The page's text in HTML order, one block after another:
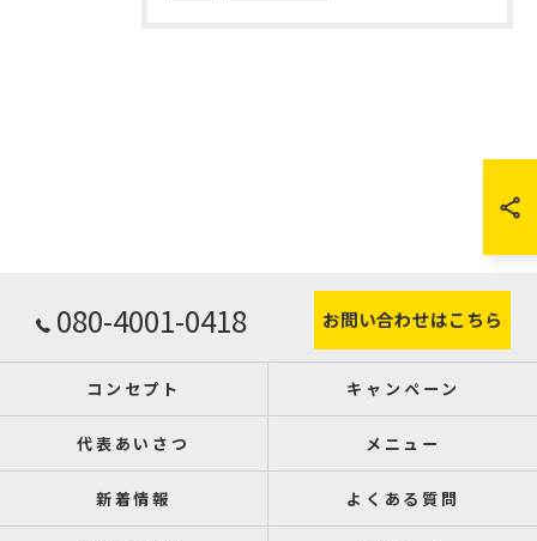
080-4001-0418 お問い合わせはこちら
コンセプト キャンペーン
代表あいさつ メニュー
新着情報 よくある質問